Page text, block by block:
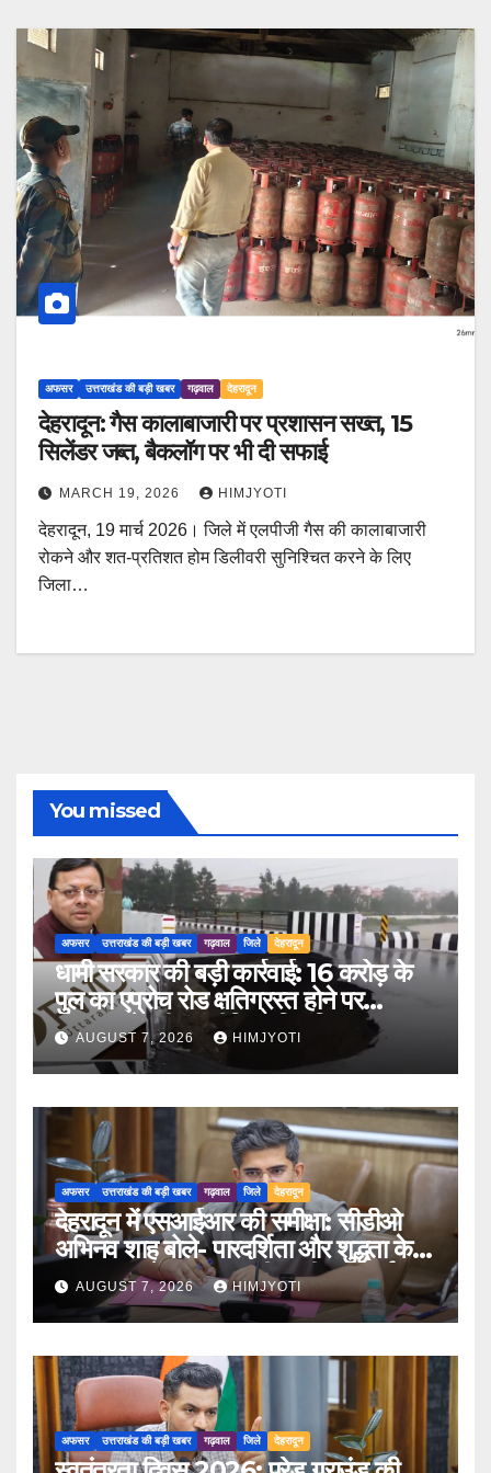
अफसर उत्तराखंड की बड़ी खबर गढ़वाल देहरादून
देहरादून: गैस कालाबाजारी पर प्रशासन सख्त, 15
सिलेंडर जब्त, बैकलॉग पर भी दी सफाई
MARCH 19, 2026 HIMJYOTI
देहरादून, 19 मार्च 2026। जिले में एलपीजी गैस की कालाबाजारी
रोकने और शत-प्रतिशत होम डिलीवरी सुनिश्चित करने के लिए
जिला…
You missed
अफसर उत्तराखंड की बड़ी खबर गढ़वाल जिले देहरादून
धामी सरकार की बड़ी कार्रवाई: 16 करोड़ के
पुल का एप्रोच रोड क्षतिग्रस्त होने पर
PWD के तीन इंजीनियर निलंबित
AUGUST 7, 2026 HIMJYOTI
अफसर उत्तराखंड की बड़ी खबर गढ़वाल जिले देहरादून
देहरादून में एसआईआर की समीक्षा: सीडीओ
अभिनव शाह बोले- पारदर्शिता और शुद्धता के
साथ पूरा करें मतदाता सूची पुनरीक्षण कार्य
AUGUST 7, 2026 HIMJYOTI
अफसर उत्तराखंड की बड़ी खबर गढ़वाल जिले देहरादून